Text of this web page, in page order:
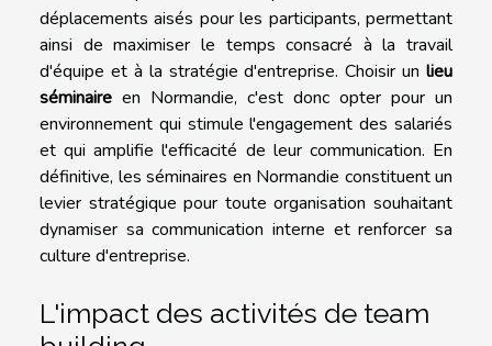
déplacements aisés pour les participants, permettant
ainsi de maximiser le temps consacré à la travail
d'équipe et à la stratégie d'entreprise. Choisir un lieu
séminaire en Normandie, c'est donc opter pour un
environnement qui stimule l'engagement des salariés
et qui amplifie l'efficacité de leur communication. En
définitive, les séminaires en Normandie constituent un
levier stratégique pour toute organisation souhaitant
dynamiser sa communication interne et renforcer sa
culture d'entreprise.
L'impact des activités de team